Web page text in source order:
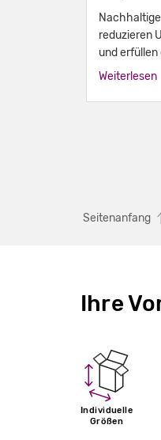
reduzieren
und erfüllen
Kunden.
Weiterlesen
Seitenanfang
Ihre
Individuelle
Größen